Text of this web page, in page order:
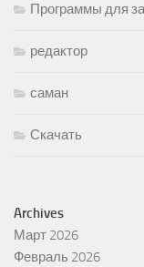
Программы для
редактор
саман
Скачать
Archives
Март 2026
Февраль 2026